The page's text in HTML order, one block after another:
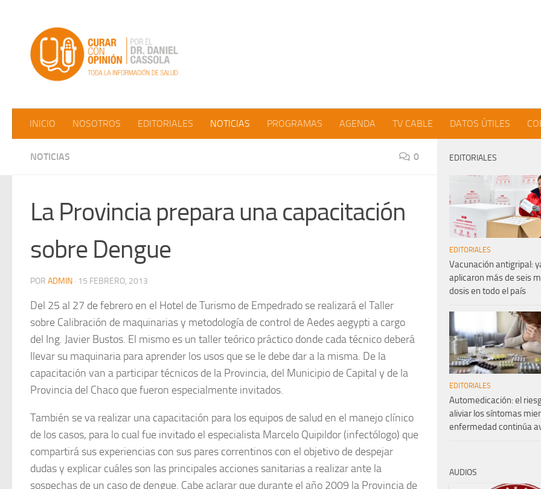
INICIO NOSOTROS EDITORIALES NOTICIAS PROGRAMAS AGENDA TV CABLE DATOS ÚTILES
NOTICIAS 0
La Provincia prepara una capacitación
sobre Dengue
POR ADMIN · 15 FEBRERO, 2013
Del 25 al 27 de febrero en el Hotel de Turismo de Empedrado se realizará el Taller
sobre Calibración de maquinarias y metodología de control de Aedes aegypti a cargo
del Ing. Javier Bustos. El mismo es un taller teórico práctico donde cada técnico deberá
llevar su maquinaria para aprender los usos que se le debe dar a la misma. De la
capacitación van a participar técnicos de la Provincia, del Municipio de Capital y de la
Provincia del Chaco que fueron especialmente invitados.
También se va realizar una capacitación para los equipos de salud en el manejo clínico
de los casos, para lo cual fue invitado el especialista Marcelo Quipildor (infectólogo) que
compartirá sus experiencias con sus pares correntinos con el objetivo de despejar
dudas y explicar cuáles son las principales acciones sanitarias a realizar ante la
sospechas de un caso de dengue. Cabe aclarar que durante el año 2009 la Provincia de
EDITORIALES
EDITORIALES
Vacunación antigripal:
aplicaron más de seis
dosis en todo el país
EDITORIALES
Automedicación: el
aliviar los síntomas
enfermedad continúa
AUDIOS